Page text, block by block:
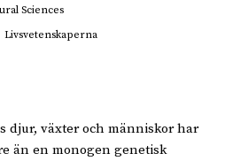
Sciences
Livsvetenskaperna
djur, växter och människor har
än en monogen genetisk